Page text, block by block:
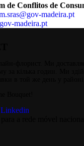
de Conflitos de
madeira.pt
madeira.pt
Linkedin